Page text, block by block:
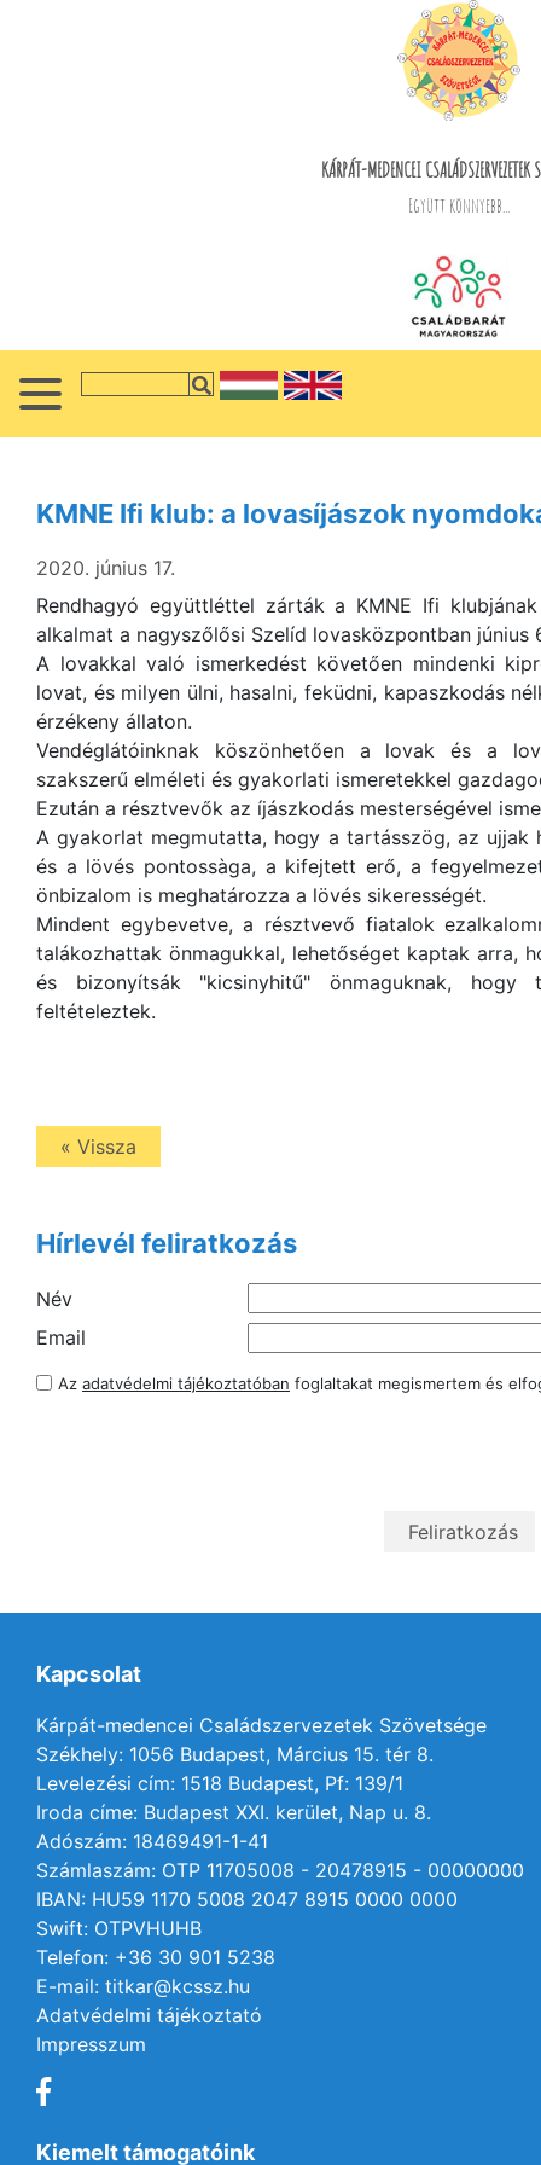
KÁRPÁT-MEDENCEI CSALÁDSZERVEZETEK
Együtt könnyebb...
KMNE Ifi klub: a lovasíjászok
2020. június 17.
Rendhagyó együttléttel zárták a KMNE Ifi
alkalmat a nagyszőlősi Szelíd lovasközpontban június
A lovakkal való ismerkedést követően mindenki
lovat, és milyen ülni, hasalni, feküdni, kapaszkodás
érzékeny állaton.
Vendéglátóinknak köszönhetően a lovak és a
szakszerű elméleti és gyakorlati ismeretekkel
Ezután a résztvevők az íjászkodás mesterségével
A gyakorlat megmutatta, hogy a tartásszög, az ujjak
és a lövés pontossàga, a kifejtett erő, a
önbizalom is meghatározza a lövés sikerességét.
Mindent egybevetve, a résztvevő fiatalok
talákozhattak önmagukkal, lehetőséget kaptak arra,
és bizonyítsák "kicsinyhitű" önmaguknak,
feltételeztek.
« Vissza
Hírlevél feliratkozás
Név
Email
Az adatvédelmi tájékoztatóban foglaltakat megismertem és
Kapcsolat
Kárpát-medencei Családszervezetek Szövetsége
Székhely: 1056 Budapest, Március 15. tér 8.
Levelezési cím: 1518 Budapest, Pf: 139/1
Iroda címe: Budapest XXI. kerület, Nap u. 8.
Adószám: 18469491-1-41
Számlaszám: OTP 11705008 - 20478915 - 00000000
IBAN: HU59 1170 5008 2047 8915 0000 0000
Swift: OTPVHUHB
Telefon: +36 30 901 5238
E-mail: titkar@kcssz.hu
Adatvédelmi tájékoztató
Impresszum
Kiemelt támogatóink